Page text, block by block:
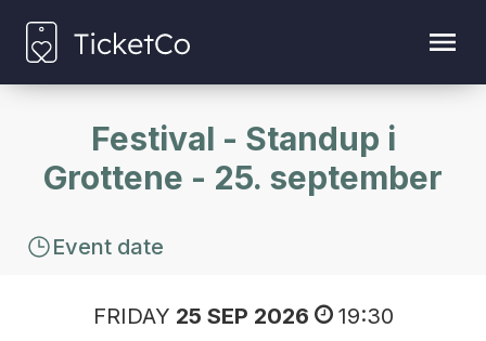
Festival - Standup i
Grottene - 25. september
Event date
FRIDAY 25 SEP 2026 19:30